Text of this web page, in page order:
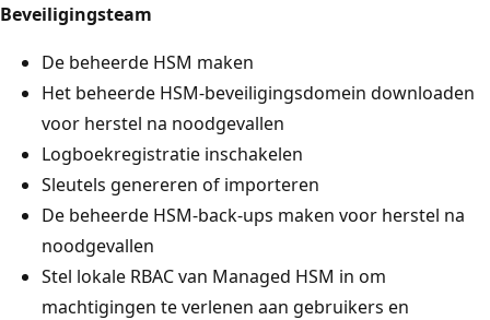
Beveiligingsteam
De beheerde HSM maken
Het beheerde HSM-beveiligingsdomein downloaden
voor herstel na noodgevallen
Logboekregistratie inschakelen
Sleutels genereren of importeren
De beheerde HSM-back-ups maken voor herstel na
noodgevallen
Stel lokale RBAC van Managed HSM in om
machtigingen te verlenen aan gebruikers en